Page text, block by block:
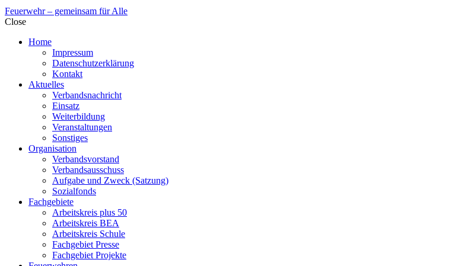
Feuerwehr – gemeinsam für Alle
Close
Home
Impressum
Datenschutzerklärung
Kontakt
Aktuelles
Verbandsnachricht
Einsatz
Weiterbildung
Veranstaltungen
Sonstiges
Organisation
Verbandsvorstand
Verbandsausschuss
Aufgabe und Zweck (Satzung)
Sozialfonds
Fachgebiete
Arbeitskreis plus 50
Arbeitskreis BEA
Arbeitskreis Schule
Fachgebiet Presse
Fachgebiet Projekte